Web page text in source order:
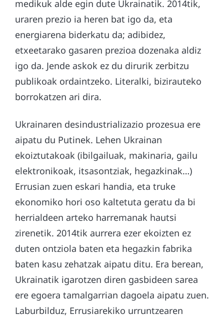
medikuk alde egin dute Ukrainatik. 2014tik,
uraren prezio ia heren bat igo da, eta
energiarena biderkatu da; adibidez,
etxeetarako gasaren prezioa dozenaka aldiz
igo da. Jende askok ez du dirurik zerbitzu
publikoak ordaintzeko. Literalki, bizirauteko
borrokatzen ari dira.
Ukrainaren desindustrializazio prozesua ere
aipatu du Putinek. Lehen Ukrainan
ekoiztutakoak (ibilgailuak, makinaria, gailu
elektronikoak, itsasontziak, hegazkinak…)
Errusian zuen eskari handia, eta truke
ekonomiko hori oso kaltetuta geratu da bi
herrialdeen arteko harremanak hautsi
zirenetik. 2014tik aurrera ezer ekoizten ez
duten ontziola baten eta hegazkin fabrika
baten kasu zehatzak aipatu ditu. Era berean,
Ukrainatik igarotzen diren gasbideen sarea
ere egoera tamalgarrian dagoela aipatu zuen.
Laburbilduz, Errusiarekiko urruntzearen